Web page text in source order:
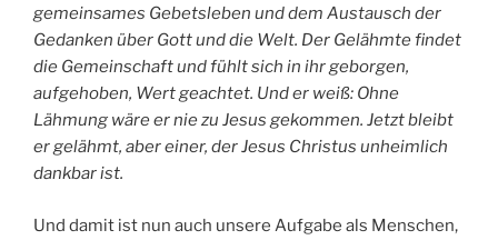
gemeinsames Gebetsleben und dem Austausch der
Gedanken über Gott und die Welt. Der Gelähmte findet
die Gemeinschaft und fühlt sich in ihr geborgen,
aufgehoben, Wert geachtet. Und er weiß: Ohne
Lähmung wäre er nie zu Jesus gekommen. Jetzt bleibt
er gelähmt, aber einer, der Jesus Christus unheimlich
dankbar ist.
Und damit ist nun auch unsere Aufgabe als Menschen,